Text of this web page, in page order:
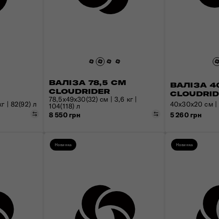
Валізи з передньою кишенею
Знайомтесь з Nexis
Рюкзаки для ноутбука
Дитячі валізи для катання
Пакувальні куби та чохли
Порівняти
| 82(92) л
ВАЛІЗА 78,5 СМ
CLOUDRIDER
Порівняти
78,5x49x30(32) см | 3,6 кг |
104(118) л
8 550 грн
ВАЛІЗА
40x30x20 см |
5 260 грн
Новинка Новинка